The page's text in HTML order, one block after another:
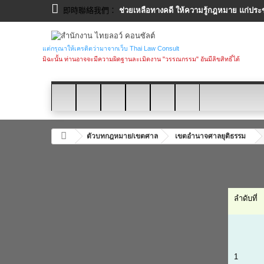
即時聯絡我們： ช่วยเหลือทางคดี ให้ความรู้กฎหมาย แก่ประ
แต่กรุณาให้เครดิตว่ามาจากเว็บ Thai Law Consult
มิฉะนั้น ท่านอาจจะมีความผิดฐานละเมิดงาน "วรรณกรรม" อันมีลิขสิทธิ์ได้
ตัวบทกฎหมาย/เขตศาล เขตอำนาจศาลยุติธรรม
ลำดับที่
1